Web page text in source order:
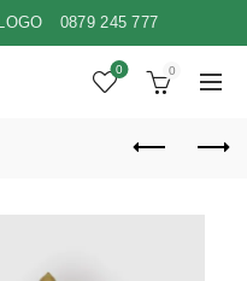
0879 245 777
0 0